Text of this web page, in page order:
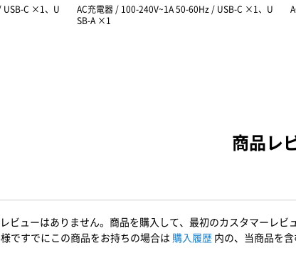
USB-C ×1、U
AC充電器 / 100-240V~1A 50-60Hz / USB-C ×1、U
SB-A ×1
商品レ
ビューはありません。商品を購入して、最初のカスタマーレビ
ですでにこの商品をお持ちの場合は 購入履歴 内の、当商品を